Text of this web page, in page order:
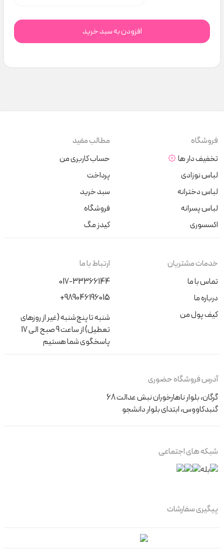
افزودن به سبد خرید
فروشگاه
تخفیف دار ها
لباس نوزادی
لباس دخترانه
لباس پسرانه
اکسسوری
مطالب مفید
حساب کاربری من
پرداخت
سبد خرید
فروشگاه
کیدز مگ
خدمات مشتریان
تماس با ما
درباره ما
کیف پول من
ارتباط با ما
017-33366144
+989046196015
شنبه تا پنج‌شنبه (غیر از روزهای
تعطیل) از ساعت 9 صبح الی 17
پاسخگوی شما هستیم
آدرس فروشگاه حضوری
گرگان، بلوار ناهارخوران نبش عدالت 68
گنبدکاووس، ابتدای بلوار دانشجو
شبکه های اجتماعی
پیگیری سفارشات